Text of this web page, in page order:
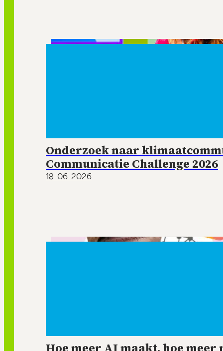
Onderzoek naar
Communicatie Challenge 2026
18-06-2026
Hoe meer AI maakt, hoe